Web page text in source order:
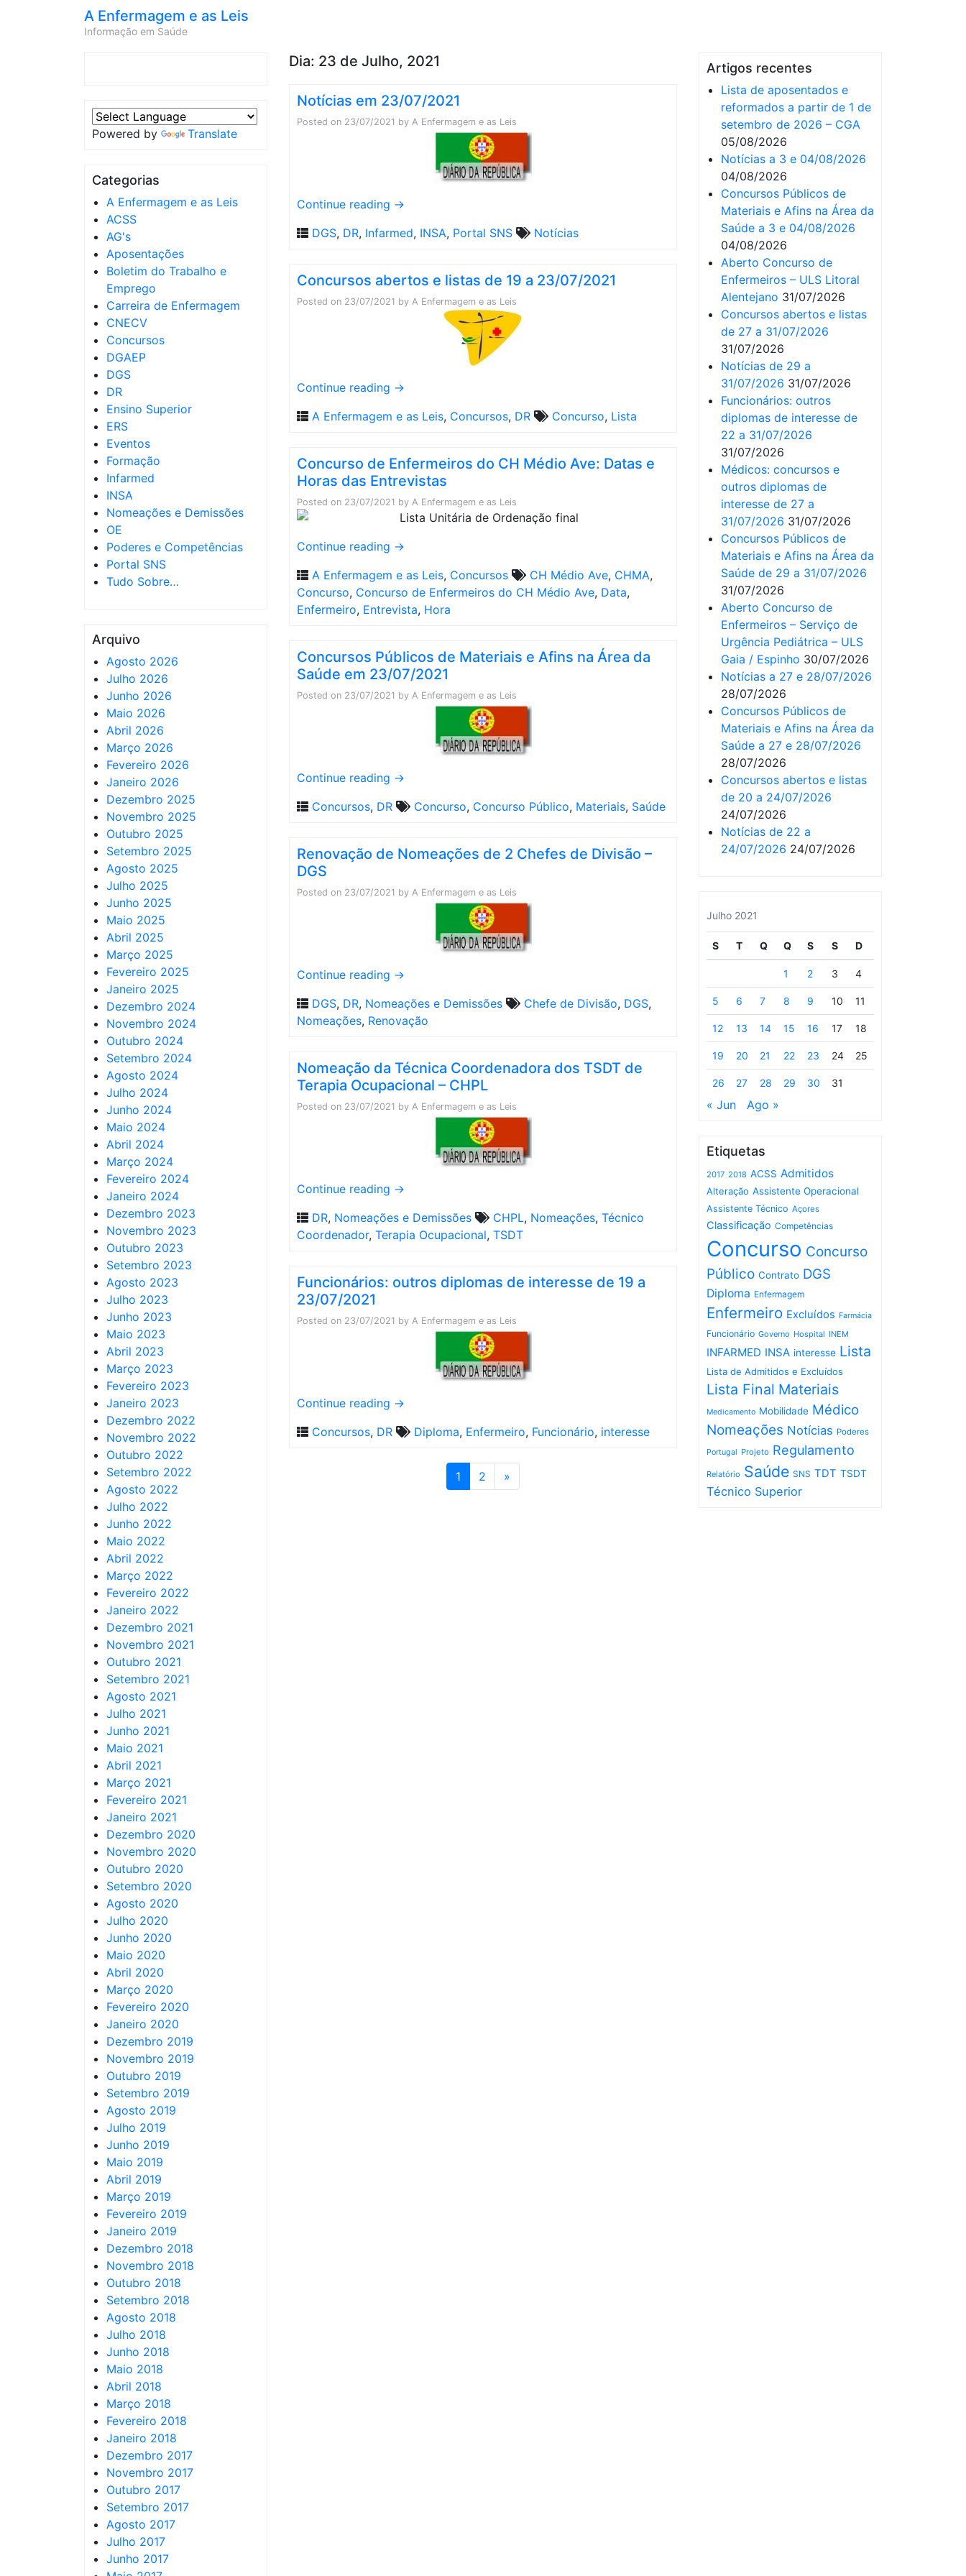
A Enfermagem e as Leis
Informação em Saúde
Powered by Translate
Categorias
A Enfermagem e as Leis
ACSS
AG's
Aposentações
Boletim do Trabalho e
Emprego
Carreira de Enfermagem
CNECV
Concursos
DGAEP
DGS
DR
Ensino Superior
ERS
Eventos
Formação
Infarmed
INSA
Nomeações e Demissões
OE
Poderes e Competências
Portal SNS
Tudo Sobre…
Arquivo
Agosto 2026
Julho 2026
Junho 2026
Maio 2026
Abril 2026
Março 2026
Fevereiro 2026
Janeiro 2026
Dezembro 2025
Novembro 2025
Outubro 2025
Setembro 2025
Agosto 2025
Julho 2025
Junho 2025
Maio 2025
Abril 2025
Março 2025
Fevereiro 2025
Janeiro 2025
Dezembro 2024
Novembro 2024
Outubro 2024
Setembro 2024
Agosto 2024
Julho 2024
Junho 2024
Maio 2024
Abril 2024
Março 2024
Fevereiro 2024
Janeiro 2024
Dezembro 2023
Novembro 2023
Outubro 2023
Setembro 2023
Agosto 2023
Julho 2023
Junho 2023
Maio 2023
Abril 2023
Março 2023
Fevereiro 2023
Janeiro 2023
Dezembro 2022
Novembro 2022
Outubro 2022
Setembro 2022
Agosto 2022
Julho 2022
Junho 2022
Maio 2022
Abril 2022
Março 2022
Fevereiro 2022
Janeiro 2022
Dezembro 2021
Novembro 2021
Outubro 2021
Setembro 2021
Agosto 2021
Julho 2021
Junho 2021
Maio 2021
Abril 2021
Março 2021
Fevereiro 2021
Janeiro 2021
Dezembro 2020
Novembro 2020
Outubro 2020
Setembro 2020
Agosto 2020
Julho 2020
Junho 2020
Maio 2020
Abril 2020
Março 2020
Fevereiro 2020
Janeiro 2020
Dezembro 2019
Novembro 2019
Outubro 2019
Setembro 2019
Agosto 2019
Julho 2019
Junho 2019
Maio 2019
Abril 2019
Março 2019
Fevereiro 2019
Janeiro 2019
Dezembro 2018
Novembro 2018
Outubro 2018
Setembro 2018
Agosto 2018
Julho 2018
Junho 2018
Maio 2018
Abril 2018
Março 2018
Fevereiro 2018
Janeiro 2018
Dezembro 2017
Novembro 2017
Outubro 2017
Setembro 2017
Agosto 2017
Julho 2017
Junho 2017
Dia: 23 de Julho, 2021
Notícias em 23/07/2021
Posted on 23/07/2021 by A Enfermagem e as Leis
Continue reading →
DGS, DR, Infarmed, INSA, Portal SNS Notícias
Concursos abertos e listas de 19 a 23/07/2021
Posted on 23/07/2021 by A Enfermagem e as Leis
Continue reading →
A Enfermagem e as Leis, Concursos, DR Concurso, Lista
Concurso de Enfermeiros do CH Médio Ave: Datas e
Horas das Entrevistas
Posted on 23/07/2021 by A Enfermagem e as Leis
Continue reading →
A Enfermagem e as Leis, Concursos CH Médio Ave, CHMA,
Concurso, Concurso de Enfermeiros do CH Médio Ave, Data,
Enfermeiro, Entrevista, Hora
Concursos Públicos de Materiais e Afins na Área da
Saúde em 23/07/2021
Posted on 23/07/2021 by A Enfermagem e as Leis
Continue reading →
Concursos, DR Concurso, Concurso Público, Materiais, Saúde
Renovação de Nomeações de 2 Chefes de Divisão –
DGS
Posted on 23/07/2021 by A Enfermagem e as Leis
Continue reading →
DGS, DR, Nomeações e Demissões Chefe de Divisão, DGS,
Nomeações, Renovação
Nomeação da Técnica Coordenadora dos TSDT de
Terapia Ocupacional – CHPL
Posted on 23/07/2021 by A Enfermagem e as Leis
Continue reading →
DR, Nomeações e Demissões CHPL, Nomeações, Técnico
Coordenador, Terapia Ocupacional, TSDT
Funcionários: outros diplomas de interesse de 19 a
23/07/2021
Posted on 23/07/2021 by A Enfermagem e as Leis
Continue reading →
Concursos, DR Diploma, Enfermeiro, Funcionário, interesse
1 2 »
Artigos recentes
Lista de aposentados e
reformados a partir de 1 de
setembro de 2026 – CGA
05/08/2026
Notícias a 3 e 04/08/2026
04/08/2026
Concursos Públicos de
Materiais e Afins na Área da
Saúde a 3 e 04/08/2026
04/08/2026
Aberto Concurso de
Enfermeiros – ULS Litoral
Alentejano 31/07/2026
Concursos abertos e listas
de 27 a 31/07/2026
31/07/2026
Notícias de 29 a
31/07/2026 31/07/2026
Funcionários: outros
diplomas de interesse de
22 a 31/07/2026
31/07/2026
Médicos: concursos e
outros diplomas de
interesse de 27 a
31/07/2026 31/07/2026
Concursos Públicos de
Materiais e Afins na Área da
Saúde de 29 a 31/07/2026
31/07/2026
Aberto Concurso de
Enfermeiros – Serviço de
Urgência Pediátrica – ULS
Gaia / Espinho 30/07/2026
Notícias a 27 e 28/07/2026
28/07/2026
Concursos Públicos de
Materiais e Afins na Área da
Saúde a 27 e 28/07/2026
28/07/2026
Concursos abertos e listas
de 20 a 24/07/2026
24/07/2026
Notícias de 22 a
24/07/2026 24/07/2026
Julho 2021
S T Q Q S S D
1 2 3 4
5 6 7 8 9 10 11
12 13 14 15 16 17 18
19 20 21 22 23 24 25
26 27 28 29 30 31
« Jun Ago »
Etiquetas
2017 2018 ACSS Admitidos
Alteração Assistente Operacional
Assistente Técnico Açores
Classificação Competências
Concurso Concurso
Público Contrato DGS
Diploma Enfermagem
Enfermeiro Excluídos Farmácia
Funcionário Governo Hospital INEM
INFARMED INSA interesse Lista
Lista de Admitidos e Excluídos
Lista Final Materiais
Medicamento Mobilidade Médico
Nomeações Notícias Poderes
Portugal Projeto Regulamento
Relatório Saúde SNS TDT TSDT
Técnico Superior